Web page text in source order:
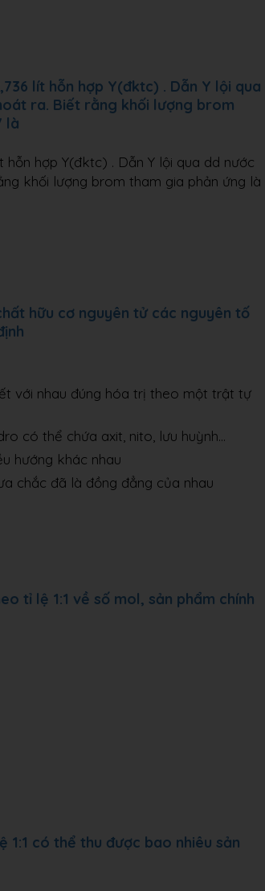
lít hỗn hợp Y(đktc) . Dẫn Y lội qua
ra. Biết rằng khối lượng brom
là
hỗn hợp Y(đktc) . Dẫn Y lội qua dd nước
khối lượng brom tham gia phản ứng là
hữu cơ nguyên tử các nguyên tố
với nhau đúng hóa trị theo một trật tự
có thể chứa axit, nito, lưu huỳnh…
hướng khác nhau
chắc đã là đồng đẳng của nhau
tỉ lệ 1:1 về số mol, sản phẩm chính
có thể thu được bao nhiêu sản